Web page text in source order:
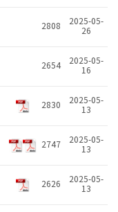
2808
2025-05-
26
2654
2025-05-
16
2830
2025-05-
13
2747
2025-05-
13
2626
2025-05-
13